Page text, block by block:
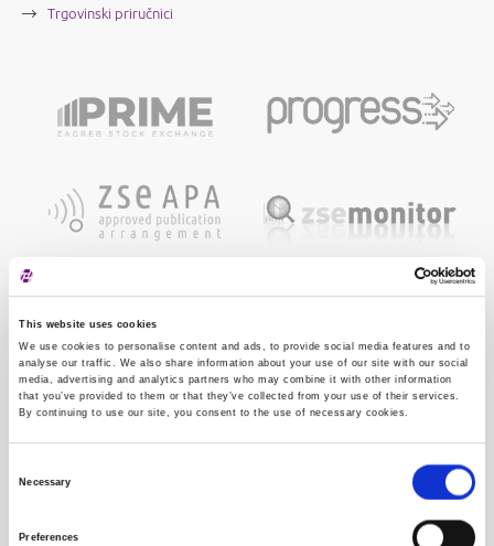
This website uses cookies
We use cookies to personalise content and ads, to provide social media features and to
analyse our traffic. We also share information about your use of our site with our social
media, advertising and analytics partners who may combine it with other information
that you’ve provided to them or that they’ve collected from your use of their services.
By continuing to use our site, you consent to the use of necessary cookies.
Necessary
Preferences
Trgovinski priručnici